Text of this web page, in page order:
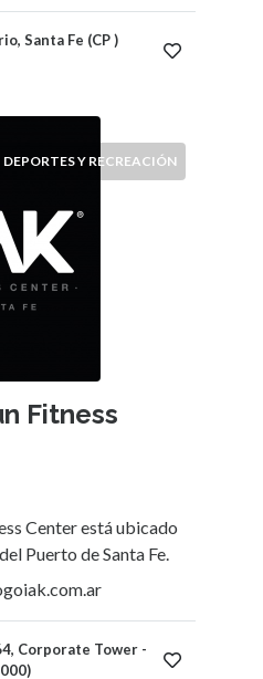
Santa Fe (CP )
DEPORTES Y RECREACIÓN
Fitness
Center está ubicado
Puerto de Santa Fe.
Corporate Tower -